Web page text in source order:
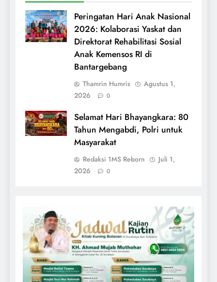
Peringatan Hari Anak Nasional
2026: Kolaborasi Yaskat dan
Direktorat Rehabilitasi Sosial
Anak Kemensos RI di
Bantargebang
Thamrin Humris
Agustus 1,
2026
0
Selamat Hari Bhayangkara: 80
Tahun Mengabdi, Polri untuk
Masyarakat
Redaksi 1MS Reborn
Juli 1,
2026
0